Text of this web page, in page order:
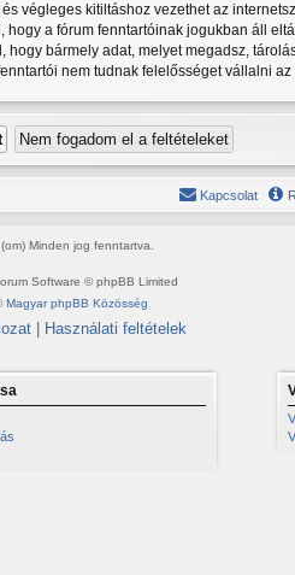
végleges kitiltáshoz vezethet az
a fórum fenntartóinak jogukban áll
bármely adat, melyet megadsz,
nem tudnak felelősséget vállalni
Kapcsolat
Minden jog fenntartva.
Software © phpBB Limited
Magyar phpBB Közösség
Használati feltételek